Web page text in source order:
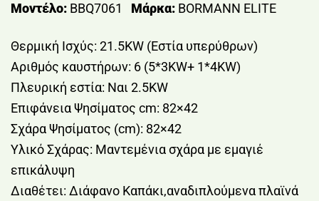
Μοντέλο: BBQ7061 Μάρκα: BORMANN ELITE
Θερμική Ισχύς: 21.5KW (Εστία υπερύθρων)
Αριθμός καυστήρων: 6 (5*3KW+ 1*4KW)
Πλευρική εστία: Ναι 2.5KW
Επιφάνεια Ψησίματος cm: 82×42
Σχάρα Ψησίματος (cm): 82×42
Υλικό Σχάρας: Μαντεμένια σχάρα με εμαγιέ
επικάλυψη
Διαθέτει: Διάφανο Καπάκι,αναδιπλούμενα πλαϊνά